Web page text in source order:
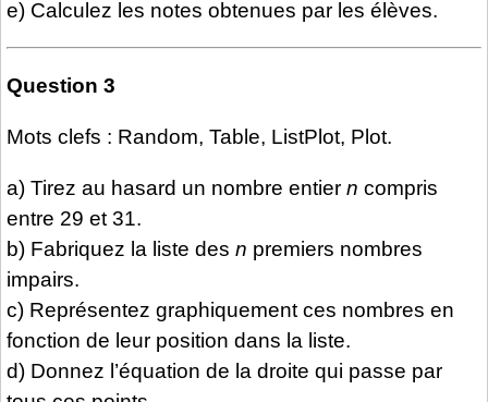
e) Calculez les notes obtenues par les élèves.
Question 3
Mots clefs : Random, Table, ListPlot, Plot.
a) Tirez au hasard un nombre entier n compris
entre 29 et 31.
b) Fabriquez la liste des n premiers nombres
impairs.
c) Représentez graphiquement ces nombres en
fonction de leur position dans la liste.
d) Donnez l’équation de la droite qui passe par